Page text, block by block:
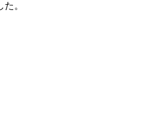
。